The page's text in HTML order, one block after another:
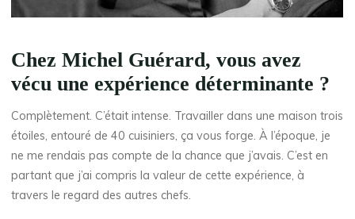
Chez Michel Guérard, vous avez
vécu une expérience déterminante ?
Complètement. C’était intense. Travailler dans une maison trois
étoiles, entouré de 40 cuisiniers, ça vous forge. À l’époque, je
ne me rendais pas compte de la chance que j’avais. C’est en
partant que j’ai compris la valeur de cette expérience, à
travers le regard des autres chefs.